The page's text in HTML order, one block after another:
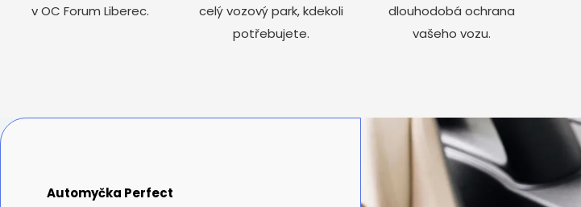
v OC Forum Liberec.
celý vozový park, kdekoli
potřebujete.
dlouhodobá ochrana
vašeho vozu.
Automyčka Perfect